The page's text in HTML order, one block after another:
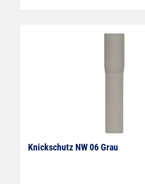
Knickschutz NW 06 Grau